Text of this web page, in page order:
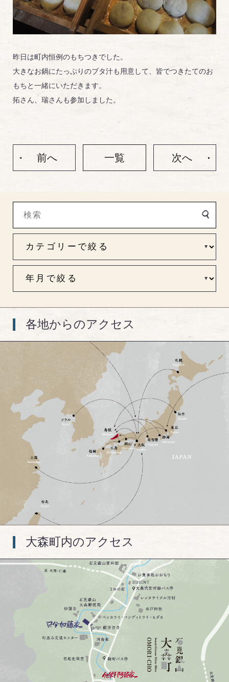
昨日は町内恒例のもちつきでした。
大きなお鍋にたっぷりのブタ汁も用意して、皆でつきたてのお
もちと一緒にいただきます。
拓さん、瑞さんも参加しました。
前へ 一覧 次へ
各地からのアクセス
大森町内のアクセス